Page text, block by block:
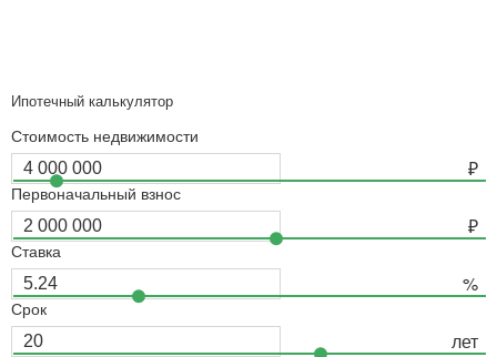
Ипотечный калькулятор
Стоимость недвижимости
Первоначальный взнос
Ставка
Срок